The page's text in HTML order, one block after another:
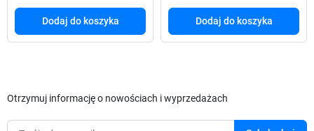
Dodaj do koszyka Dodaj do koszyka
Otrzymuj informację o nowościach i wyprzedażach